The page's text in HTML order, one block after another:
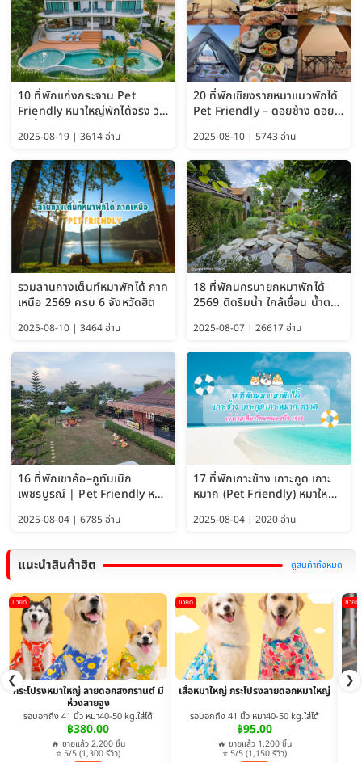
10 ที่พักแก่งกระจาน Pet
Friendly หมาใหญ่พักได้จริง วิว
2025-08-19 | 3614 อ่าน
20 ที่พักเชียงรายหมาแมวพักได้
Pet Friendly – ดอยช้าง ดอย
2025-08-10 | 5743 อ่าน
รวมลานกางเต็นท์หมาพักได้ ภาค
เหนือ 2569 ครบ 6 จังหวัดฮิต
2025-08-10 | 3464 อ่าน
18 ที่พักนครนายกหมาพักได้
2569 ติดริมน้ำ ใกล้เขื่อน น้ำตก
ได้
2025-08-07 | 26617 อ่าน
16 ที่พักเขาค้อ–ภูทับเบิก
เพชรบูรณ์ | Pet Friendly หมา
ใหญ่พักได้ อัพเดท 2569
2025-08-04 | 6785 อ่าน
17 ที่พักเกาะช้าง เกาะกูด เกาะ
หมาก (Pet Friendly) หมาใหญ่
พักได้ อัปเดต 2569
2025-08-04 | 2020 อ่าน
แนะนำสินค้าฮิต ดูสินค้าทั้งหมด
❮ ❯
ขายดี
กระโปรงหมาใหญ่ ลายดอกสงกรานต์ มี
ห่วงสายจูง
รอบอกถึง 41 นิ้ว หมา40-50 kg.ใส่ได้
฿380.00
🔥 ขายแล้ว 2,200 ชิ้น
⭐ 5/5 (1,300 รีวิว)
ขายดี
เสื้อหมาใหญ่ กระโปรงลายดอกหมาใหญ่
รอบอกถึง 41 นิ้ว หมา40-50 kg.ใส่ได้
฿95.00
🔥 ขายแล้ว 1,200 ชิ้น
⭐ 5/5 (1,150 รีวิว)
ขายดี